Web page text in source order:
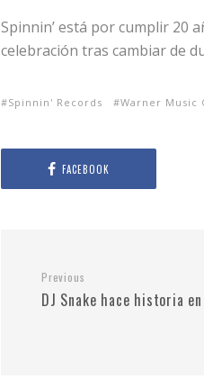
Spinnin’ está por cumplir 20
celebración tras cambiar de
Spinnin' Records Warner Music
FACEBOOK
Previous
DJ Snake hace historia